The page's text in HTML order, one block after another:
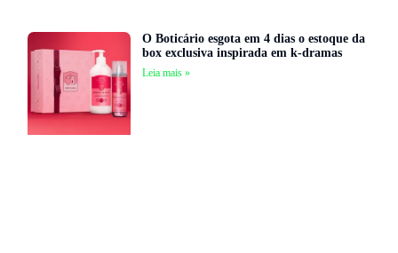
O Boticário esgota em 4 dias o estoque da
box exclusiva inspirada em k-dramas
Leia mais »